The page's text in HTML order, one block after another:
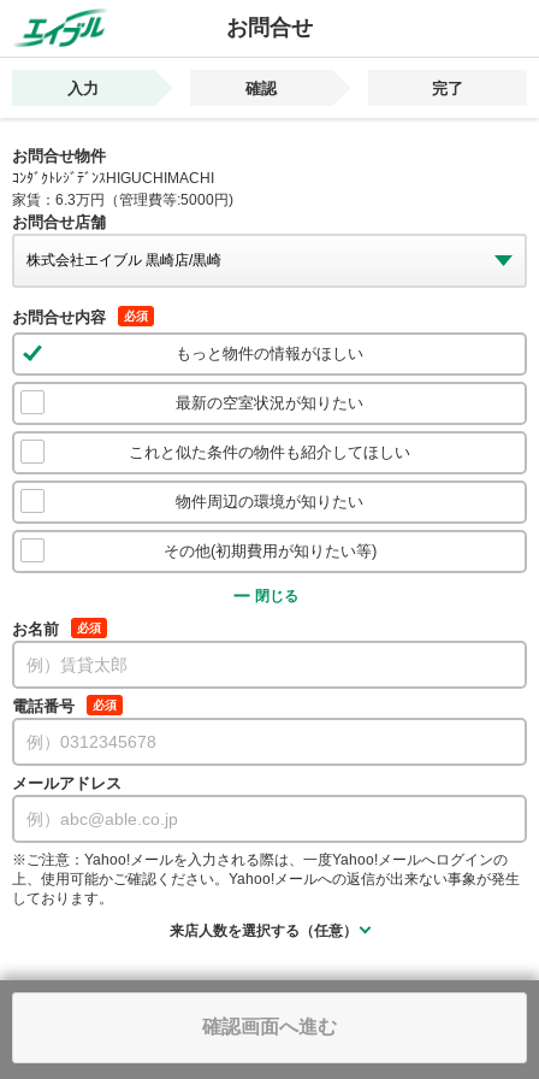
お問合せ
入力 確認 完了
お問合せ物件
ｺﾝﾀﾞｸﾄﾚｼﾞﾃﾞﾝｽHIGUCHIMACHI
家賃：6.3万円（管理費等:5000円)
お問合せ店舗
お問合せ内容 必須
もっと物件の情報がほしい
最新の空室状況が知りたい
これと似た条件の物件も紹介してほしい
物件周辺の環境が知りたい
その他(初期費用が知りたい等)
閉じる
お名前 必須
電話番号 必須
メールアドレス
※ご注意：Yahoo!メールを入力される際は、一度Yahoo!メールへログインの
上、使用可能かご確認ください。Yahoo!メールへの返信が出来ない事象が発生
しております。
来店人数を選択する（任意）
確認画面へ進む